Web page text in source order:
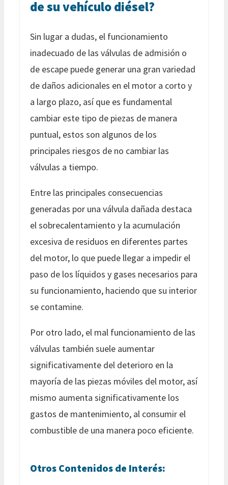
de su vehículo diésel?
Sin lugar a dudas, el funcionamiento
inadecuado de las válvulas de admisión o
de escape puede generar una gran variedad
de daños adicionales en el motor a corto y
a largo plazo, así que es fundamental
cambiar este tipo de piezas de manera
puntual, estos son algunos de los
principales riesgos de no cambiar las
válvulas a tiempo.
Entre las principales consecuencias
generadas por una válvula dañada destaca
el sobrecalentamiento y la acumulación
excesiva de residuos en diferentes partes
del motor, lo que puede llegar a impedir el
paso de los líquidos y gases necesarios para
su funcionamiento, haciendo que su interior
se contamine.
Por otro lado, el mal funcionamiento de las
válvulas también suele aumentar
significativamente del deterioro en la
mayoría de las piezas móviles del motor, así
mismo aumenta significativamente los
gastos de mantenimiento, al consumir el
combustible de una manera poco eficiente.
Otros Contenidos de Interés: